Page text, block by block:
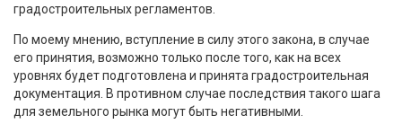
градостроительных регламентов.
По моему мнению, вступление в силу этого закона, в случае
его принятия, возможно только после того, как на всех
уровнях будет подготовлена и принята градостроительная
документация. В противном случае последствия такого шага
для земельного рынка могут быть негативными.